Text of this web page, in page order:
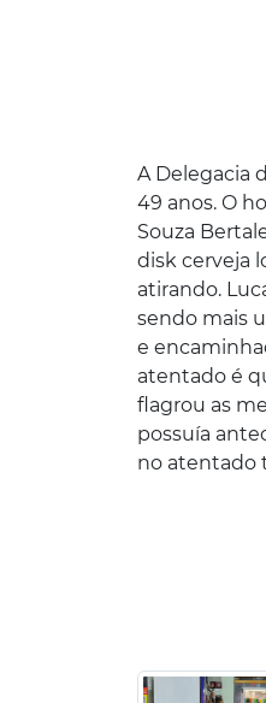
A Delegacia
49 anos. O
Souza
disk cerveja
atirando.
sendo mais
e
atentado é
flagrou as
possuía
no atentado